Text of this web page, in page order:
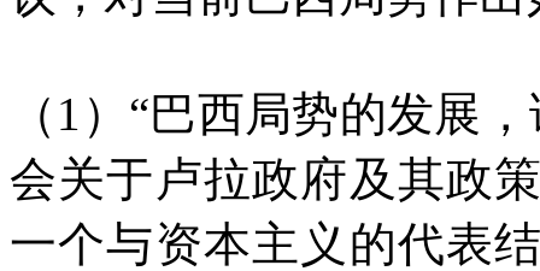
（1）“巴西局势的发展
会关于卢拉政府及其政
一个与资本主义的代表